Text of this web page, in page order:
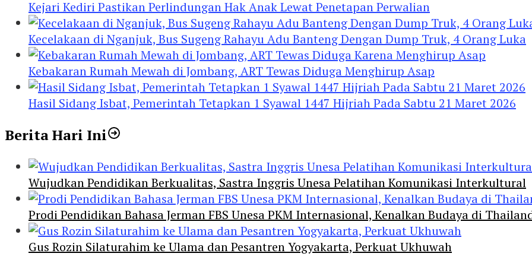
Kejari Kediri Pastikan Perlindungan Hak Anak Lewat Penetapan Perwalian
Kecelakaan di Nganjuk, Bus Sugeng Rahayu Adu Banteng Dengan Dump Truk, 4 Orang Luka
Kebakaran Rumah Mewah di Jombang, ART Tewas Diduga Menghirup Asap
Hasil Sidang Isbat, Pemerintah Tetapkan 1 Syawal 1447 Hijriah Pada Sabtu 21 Maret 2026
Berita Hari Ini
Wujudkan Pendidikan Berkualitas, Sastra Inggris Unesa Pelatihan Komunikasi Interkultural
Prodi Pendidikan Bahasa Jerman FBS Unesa PKM Internasional, Kenalkan Budaya di
Gus Rozin Silaturahim ke Ulama dan Pesantren Yogyakarta, Perkuat Ukhuwah